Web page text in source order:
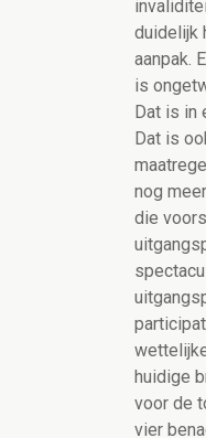
duidelijk
aanpak.
is
Dat is in
Dat is
nog
die
huidige
voor de
vier